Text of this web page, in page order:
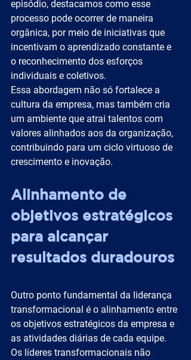
episódio, destacamos como esse
processo pode ocorrer de maneira
orgânica, por meio de iniciativas que
incentivam o aprendizado constante e
o reconhecimento dos esforços
individuais e coletivos.
Essa abordagem não só fortalece a
cultura da empresa, mas também cria
um ambiente que atrai talentos com
valores alinhados aos da organização,
contribuindo para um ciclo virtuoso de
crescimento e inovação.
Alinhamento de
objetivos estratégicos
para alcançar
resultados duradouros
Outro ponto fundamental da liderança
transformacional é o alinhamento entre
os objetivos estratégicos da empresa e
as atividades diárias de cada equipe.
Os líderes transformacionais não